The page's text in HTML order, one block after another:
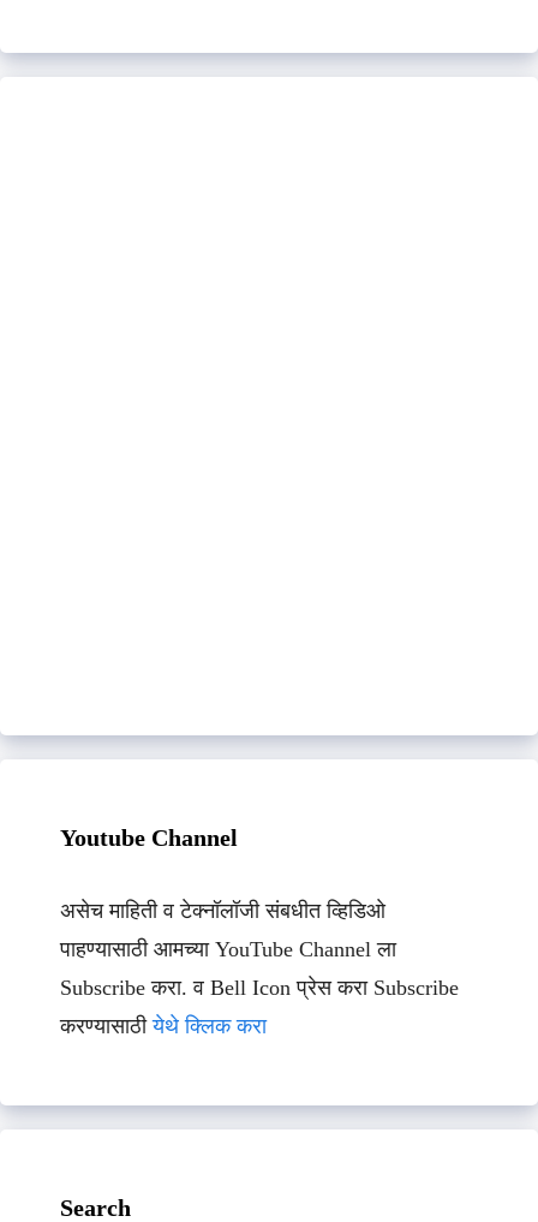
Youtube Channel
असेच माहिती व टेक्नॉलॉजी संबधीत व्हिडिओ
पाहण्यासाठी आमच्या YouTube Channel ला
Subscribe करा. व Bell Icon प्रेस करा Subscribe
करण्यासाठीयेथे क्लिक करा
Search